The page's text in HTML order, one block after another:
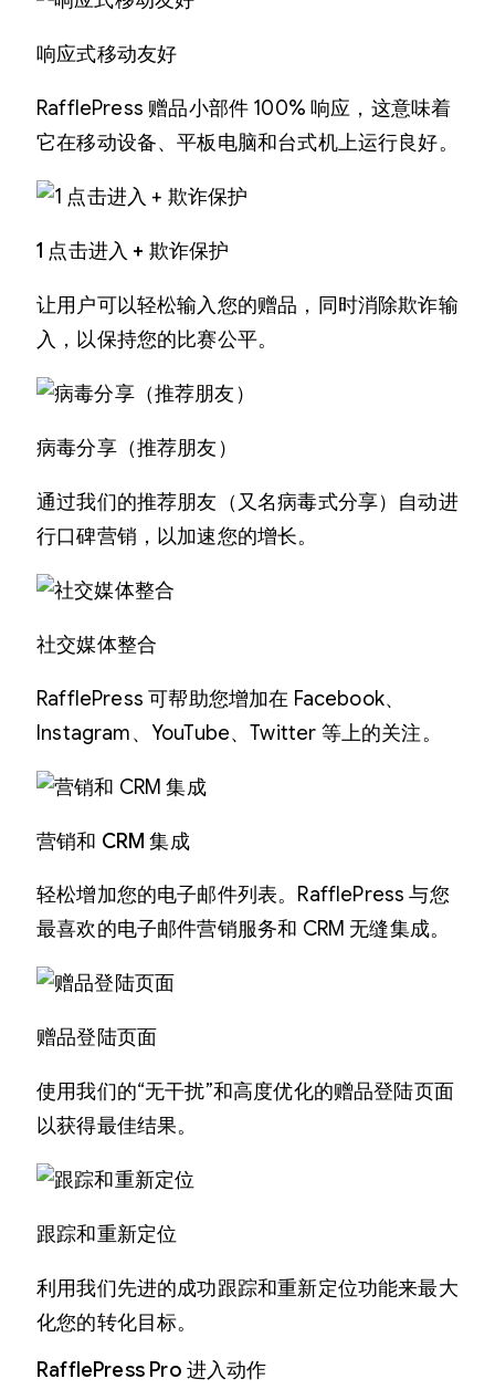
响应式移动友好
RafflePress 赠品小部件 100% 响应，这意味着
它在移动设备、平板电脑和台式机上运行良好。
1 点击进入 + 欺诈保护
让用户可以轻松输入您的赠品，同时消除欺诈输
入，以保持您的比赛公平。
病毒分享（推荐朋友）
通过我们的推荐朋友（又名病毒式分享）自动进
行口碑营销，以加速您的增长。
社交媒体整合
RafflePress 可帮助您增加在 Facebook、
Instagram、YouTube、Twitter 等上的关注。
营销和 CRM 集成
轻松增加您的电子邮件列表。RafflePress 与您
最喜欢的电子邮件营销服务和 CRM 无缝集成。
赠品登陆页面
使用我们的“无干扰”和高度优化的赠品登陆页面
以获得最佳结果。
跟踪和重新定位
利用我们先进的成功跟踪和重新定位功能来最大
化您的转化目标。
RafflePress Pro 进入动作